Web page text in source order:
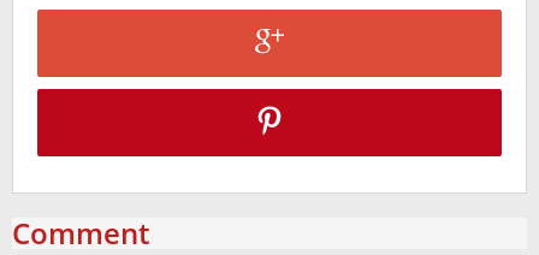
Comment